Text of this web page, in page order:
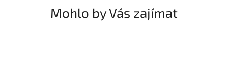
Mohlo by Vás zajímat